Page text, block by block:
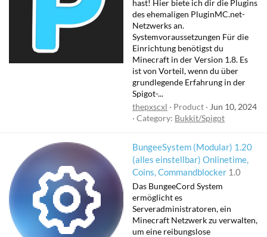
hast! Hier biete ich dir die Plugins
des ehemaligen PluginMC.net-
Netzwerks an.
Systemvoraussetzungen Für die
Einrichtung benötigst du
Minecraft in der Version 1.8. Es
ist von Vorteil, wenn du über
grundlegende Erfahrung in der
Spigot-...
thepxscxl
Product
Jun 10, 2024
Category: Bukkit/Spigot
BungeeSystem (Modular) 1.20
(alles einstellbar) Onlinetime,
Coins, Commandblocker 1.0
Das BungeeCord System
ermöglicht es
Serveradministratoren, ein
Minecraft Netzwerk zu verwalten,
um eine reibungslose